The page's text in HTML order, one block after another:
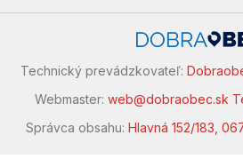
Technický prevádzkovateľ:
Webmaster: web@dobraobec.sk
Správca obsahu: Hlavná 152/183,